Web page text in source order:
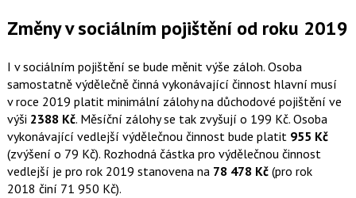
Změny v sociálním pojištění od roku 2019
I v sociálním pojištění se bude měnit výše záloh. Osoba
samostatně výdělečně činná vykonávající činnost hlavní musí
v roce 2019 platit minimální zálohy na důchodové pojištění ve
výši 2388 Kč. Měsíční zálohy se tak zvyšují o 199 Kč. Osoba
vykonávající vedlejší výdělečnou činnost bude platit 955 Kč
(zvýšení o 79 Kč). Rozhodná částka pro výdělečnou činnost
vedlejší je pro rok 2019 stanovena na 78 478 Kč(pro rok
2018 činí 71 950 Kč).